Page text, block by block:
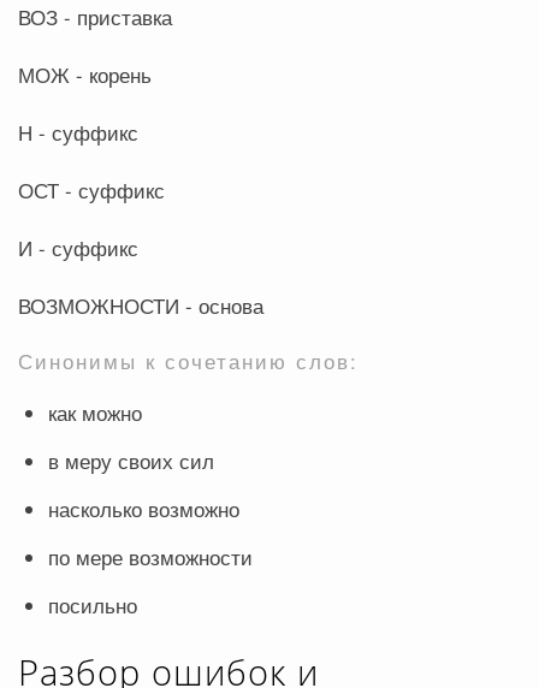
ВОЗ - приставка
МОЖ - корень
Н - суффикс
ОСТ - суффикс
И - суффикс
ВОЗМОЖНОСТИ - основа
Синонимы к сочетанию слов:
как можно
в меру своих сил
насколько возможно
по мере возможности
посильно
Разбор ошибок и